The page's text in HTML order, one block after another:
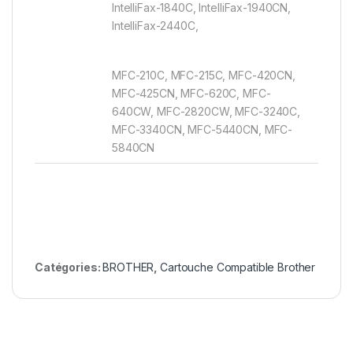
IntelliFax-1840C, IntelliFax-1940CN,
IntelliFax-2440C,
MFC-210C, MFC-215C, MFC-420CN,
MFC-425CN, MFC-620C, MFC-
640CW, MFC-2820CW, MFC-3240C,
MFC-3340CN, MFC-5440CN, MFC-
5840CN
Catégories: BROTHER,Cartouche Compatible Brother